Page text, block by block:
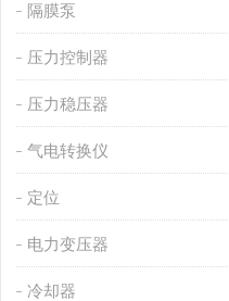
隔膜泵
压力控制器
压力稳压器
气电转换仪
定位
电力变压器
冷却器